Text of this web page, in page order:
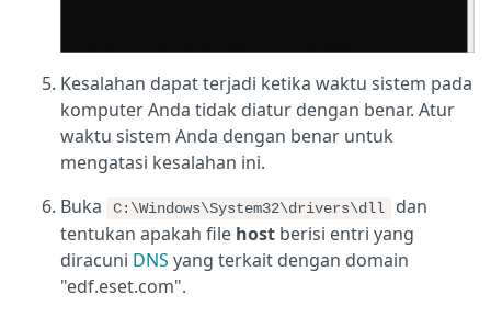
Kesalahan dapat terjadi ketika waktu sistem pada
komputer Anda tidak diatur dengan benar. Atur
waktu sistem Anda dengan benar untuk
mengatasi kesalahan ini.
Buka
C:\Windows\System32\drivers\dll
dan
tentukan apakah file host berisi entri yang
diracuni DNS yang terkait dengan domain
"edf.eset.com".